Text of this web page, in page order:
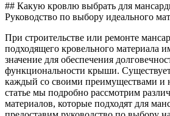
## Какую кровлю выбрать для
Руководство по выбору идеального
При строительстве или ремонте
подходящего кровельного материала
значение для обеспечения
функциональности крыши.
каждый со своими преимуществами и
статье мы подробно рассмотрим
материалов, которые подходят для